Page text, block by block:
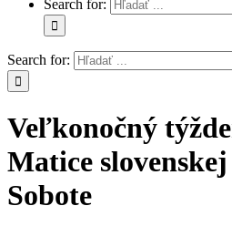
Search for:
Search for:
Veľkonočný
Matice
Sobote